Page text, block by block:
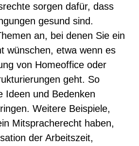
sorgen dafür, dass
gesund sind.
an, bei denen Sie ein
wünschen, etwa wenn es
von Homeoffice oder
geht. So
Ideen und Bedenken
Weitere Beispiele,
Mitspracherecht haben,
der Arbeitszeit,